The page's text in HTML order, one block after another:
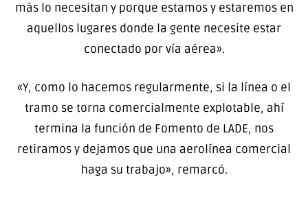
más lo necesitan y porque estamos y estaremos en
aquellos lugares donde la gente necesite estar
conectado por vía aérea».
«Y, como lo hacemos regularmente, si la línea o el
tramo se torna comercialmente explotable, ahí
termina la función de Fomento de LADE, nos
retiramos y dejamos que una aerolínea comercial
haga su trabajo», remarcó.